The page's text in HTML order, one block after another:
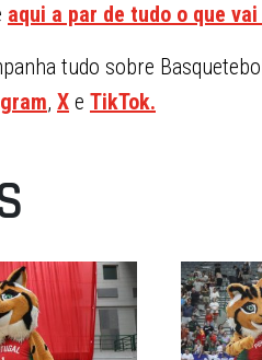
aqui a par de tudo o que
tudo sobre
, X e TikTok.